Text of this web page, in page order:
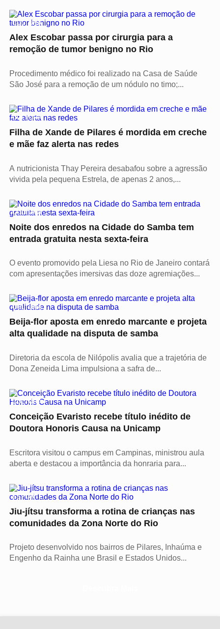
CULTURA
Alex Escobar passa por cirurgia para a
remoção de tumor benigno no Rio
Procedimento médico foi realizado na Casa de Saúde
São José para a remoção de um nódulo no timo;...
CULTURA
Filha de Xande de Pilares é mordida em creche
e mãe faz alerta nas redes
A nutricionista Thay Pereira desabafou sobre a agressão
vivida pela pequena Estrela, de apenas 2 anos,...
CULTURA
Noite dos enredos na Cidade do Samba tem
entrada gratuita nesta sexta-feira
O evento promovido pela Liesa no Rio de Janeiro contará
com apresentações imersivas das doze agremiações...
CULTURA
Beija-flor aposta em enredo marcante e projeta
alta qualidade na disputa de samba
Diretoria da escola de Nilópolis avalia que a trajetória de
Dona Zeneida Lima impulsiona a safra de...
CULTURA
Conceição Evaristo recebe título inédito de
Doutora Honoris Causa na Unicamp
Escritora visitou o campus em Campinas, ministrou aula
aberta e destacou a importância da honraria para...
ESPORTE
Jiu-jítsu transforma a rotina de crianças nas
comunidades da Zona Norte do Rio
Projeto desenvolvido nos bairros de Pilares, Inhaúma e
Engenho da Rainha une Brasil e Estados Unidos...